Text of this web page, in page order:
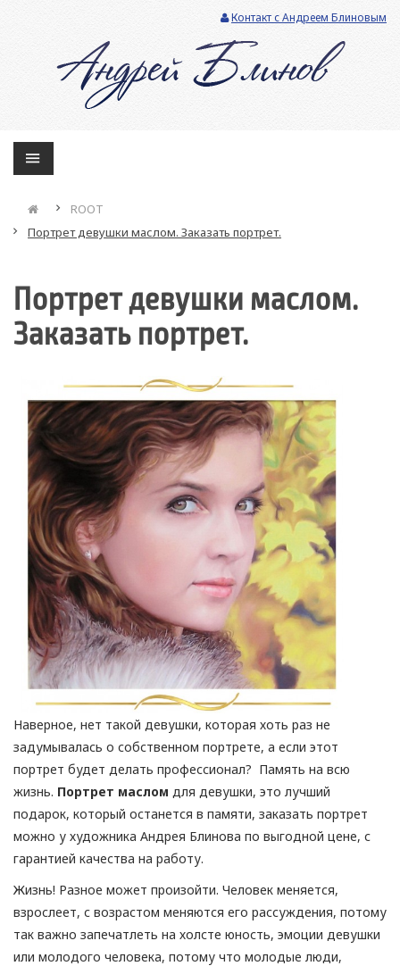
Контакт с Андреем Блиновым
ROOT
Портрет девушки маслом. Заказать портрет.
Портрет девушки маслом.
Заказать портрет.
Наверное, нет такой девушки, которая хоть раз не
задумывалась о собственном портрете, а если этот
портрет будет делать профессионал? Память на всю
жизнь. Портрет маслом для девушки, это лучший
подарок, который останется в памяти, заказать портрет
можно у художника Андрея Блинова по выгодной цене, с
гарантией качества на работу.
Жизнь! Разное может произойти. Человек меняется,
взрослеет, с возрастом меняются его рассуждения, потому
так важно запечатлеть на холсте юность, эмоции девушки
или молодого человека, потому что молодые люди,